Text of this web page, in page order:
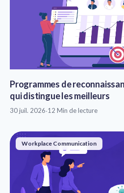
Programmes de
qui distingue les meilleurs
30 juil. 2026·12 Min de lecture
Workplace Communication